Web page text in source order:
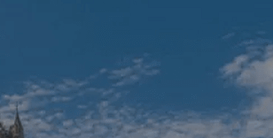
les colonnes affichées